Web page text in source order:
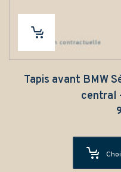
Tapis avant BMW
central